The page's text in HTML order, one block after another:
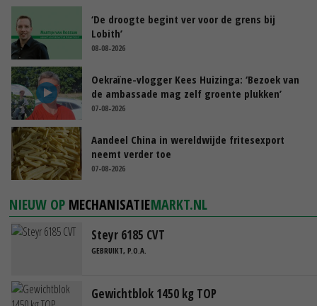
‘De droogte begint ver voor de grens bij
Lobith’
08-08-2026
Oekraïne-vlogger Kees Huizinga: ‘Bezoek van
de ambassade mag zelf groente plukken’
07-08-2026
Aandeel China in wereldwijde fritesexport
neemt verder toe
07-08-2026
NIEUW OP MECHANISATIEMARKT.NL
Steyr 6185 CVT
GEBRUIKT, P.O.A.
Gewichtblok 1450 kg TOP